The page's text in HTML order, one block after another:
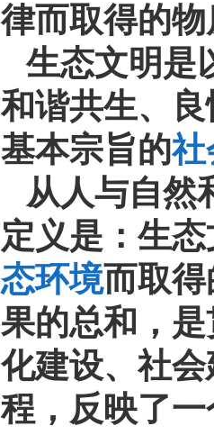
律而取得的
生态文明是
和谐共生、
基本宗旨的社
从人与自然
定义是：生
态环境而取
果的总和，
化建设、社
程，反映了